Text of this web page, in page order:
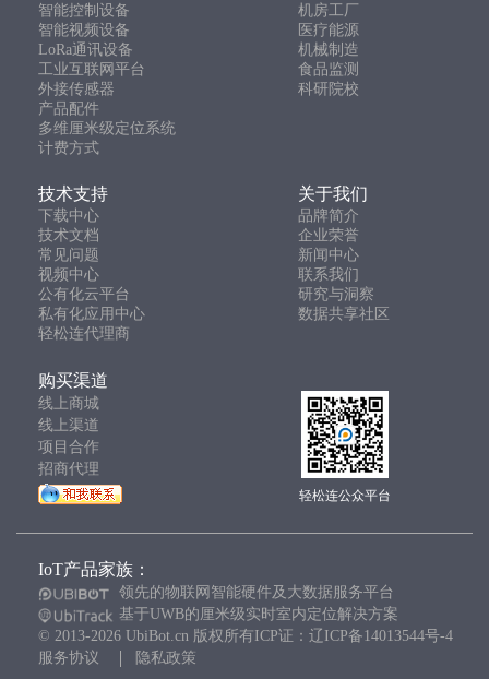
智能控制设备
机房工厂
智能视频设备
医疗能源
LoRa通讯设备
机械制造
工业互联网平台
食品监测
外接传感器
科研院校
产品配件
多维厘米级定位系统
计费方式
技术支持 关于我们
下载中心
品牌简介
技术文档
企业荣誉
常见问题
新闻中心
视频中心
联系我们
公有化云平台
研究与洞察
私有化应用中心
数据共享社区
轻松连代理商
购买渠道
线上商城
线上渠道
项目合作
招商代理
轻松连公众平台
IoT产品家族：
领先的物联网智能硬件及大数据服务平台
基于UWB的厘米级实时室内定位解决方案
© 2013-2026 UbiBot.cn 版权所有ICP证：辽ICP备14013544号-4
服务协议
隐私政策